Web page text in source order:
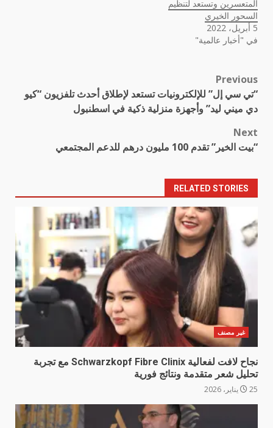
المتعسرين وتستعد لتنظيم
السحور الخيري
5 أبريل، 2022
في "أخبار عالمية"
Post
navigation
Previous
“تي سي إل” للإلكترونيات تستعد لإطلاق أحدث تلفزيون “كيو
دي ميني ليد” وأجهزة منزلية ذكية في اسطنبول
Next
“بيت الخير” تقدم 100 مليون درهم للدعم المجتمعي
RELATED STORIES
غير مصنف
نجاح لافت لفعالية Schwarzkopf Fibre Clinix مع تجربة
تحليل شعر متقدمة ونتائج فورية
25 يناير، 2026